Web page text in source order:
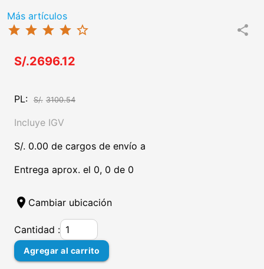
Más artículos
star star star star star_border share
S/.2696.12
PL: S/. 3100.54
Incluye IGV
S/. 0.00 de cargos de envío a
Entrega aprox. el 0, 0 de 0
location_on Cambiar ubicación
Cantidad :
Agregar al carrito